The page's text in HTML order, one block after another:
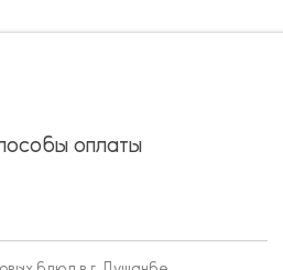
оплаты